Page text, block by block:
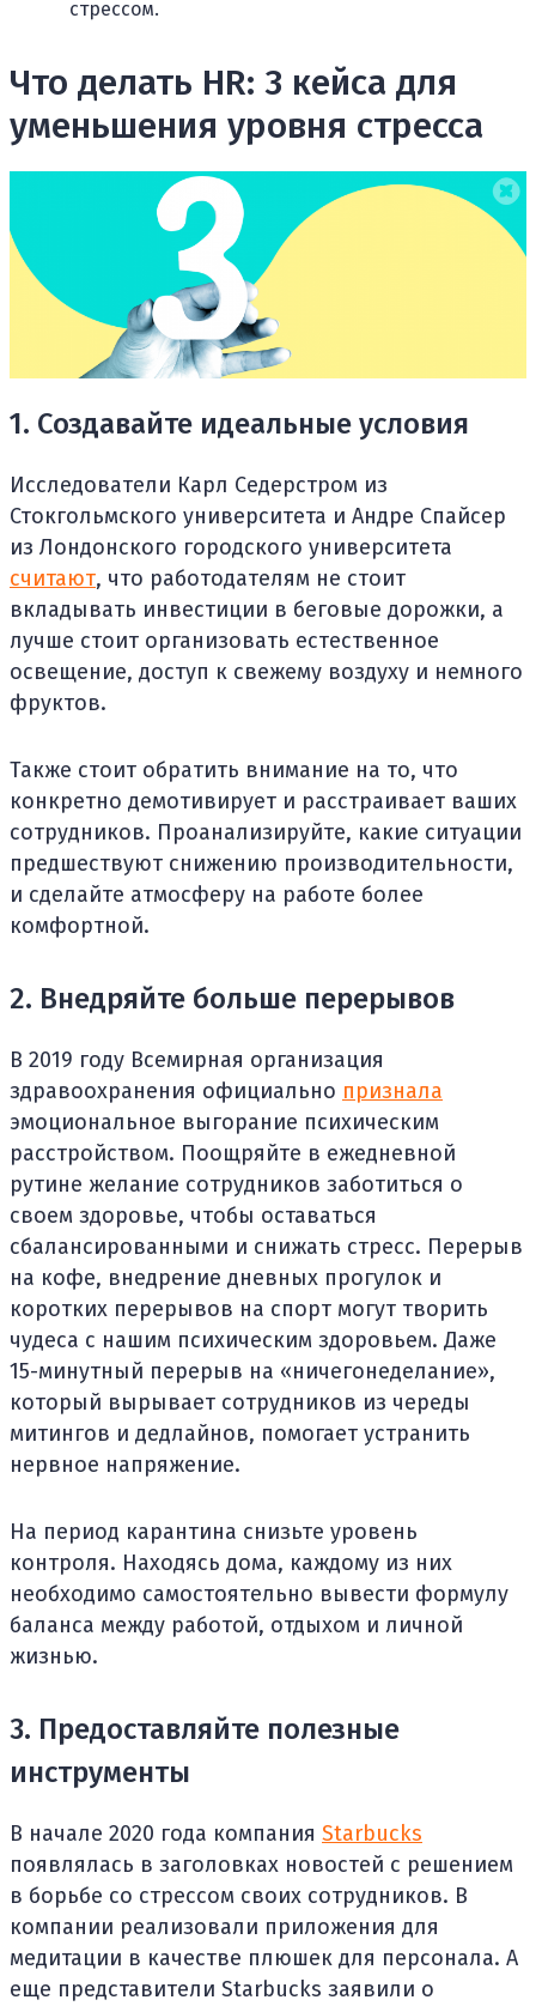
стрессом.
Что делать HR: 3 кейса для
уменьшения уровня стресса
1. Создавайте идеальные условия
Исследователи Карл Седерстром из
Стокгольмского университета и Андре Спайсер
из Лондонского городского университета
считают, что работодателям не стоит
вкладывать инвестиции в беговые дорожки, а
лучше стоит организовать естественное
освещение, доступ к свежему воздуху и немного
фруктов.
Также стоит обратить внимание на то, что
конкретно демотивирует и расстраивает ваших
сотрудников. Проанализируйте, какие ситуации
предшествуют снижению производительности,
и сделайте атмосферу на работе более
комфортной.
2. Внедряйте больше перерывов
В 2019 году Всемирная организация
здравоохранения официально признала
эмоциональное выгорание психическим
расстройством. Поощряйте в ежедневной
рутине желание сотрудников заботиться о
своем здоровье, чтобы оставаться
сбалансированными и снижать стресс. Перерыв
на кофе, внедрение дневных прогулок и
коротких перерывов на спорт могут творить
чудеса с нашим психическим здоровьем. Даже
15-минутный перерыв на «ничегонеделание»,
который вырывает сотрудников из череды
митингов и дедлайнов, помогает устранить
нервное напряжение.
На период карантина снизьте уровень
контроля. Находясь дома, каждому из них
необходимо самостоятельно вывести формулу
баланса между работой, отдыхом и личной
жизнью.
3. Предоставляйте полезные
инструменты
В начале 2020 года компания Starbucks
появлялась в заголовках новостей с решением
в борьбе со стрессом своих сотрудников. В
компании реализовали приложения для
медитации в качестве плюшек для персонала. А
еще представители Starbucks заявили о